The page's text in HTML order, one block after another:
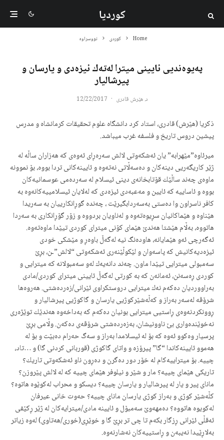
کوردیا
Home کوردی نووسراوە
پەیوەندیی ئایینی میترا لەتەك ئیزەدی و یارسان و
پیرشالیار
د. هێرش قادری ·
12/22/2017
ذکریا (هێرش) قادری، استاد کرد دانشگاه علوم تحقیقات کرمانشاه و مدرس
پیشین دروس تاریخ و فلسفه غرب میباشد.
میرئاوە”مێهرابە” یان ئەشكەوتی لالش سەرەڕای ئەوەی كە هەزاران ساڵە لە
ژێر كاریگەریی دینەكان و دەسەڵاتی نەتەوە و ئایینەكانی تردا بووە، بۆ نموونە
ماوەی چەند ساڵێك قۆتابخانەی دینی ئیسلام لە سەردەمی عوسمانیەكان
بووە و ئاساییە كە ئایین و مەعبەدی ئیزەدی كە لەلایان ئیسلامییەكانەوە بە
كافر ناسراون وا دەستی بەسەردابگیرێت ، چەندە گوڕانكارییان بە سەریدا
هێناوە و هێماكانیان سڕیوەتەوە و لەناویان بردووە و زۆر گۆڕانكاری بە سەردا
هاتووە، بەڵام هێشتا هەندێ هێمای كۆنی میترای كوردی تیێدا ماوەتەوە.
ئەگەرچی ئەو هێمایانە، هاودەنگ نیە لەگەڵ باوەڕ و مێشكی خودی
ئیزەدیەكانیش كە پاسەوان و لێكوڵێنەری ئەشكەوتی “لالش”ـن، بڕێ
سەمبولی میترایی تیێدا ماون. چەند دانەیەك لەو سەمبولانە كە میترایی و
كوردی ڕەسەنن، ئەمانەن كە بە كورتی لەگەڵ ئایینی میترای كوردی/مادی
بەراووردیان دەكەم نەك میترایی دروستكراوی ئێرانی/زەردەشتی. هەروەها
شرۆڤە لەسەر بەراز و كەڵەشێركوژیی یارسان و گاكوژیی پیرشالیار و
ڕوونكردنەوەی ڕاستیی میترایی بونیان دەكەم كە بەداخەوە هەندێك توێژەری
نەخوێندەواری بێ ناوونیشان، بەزەردەشتی شرۆڤەی دەكەن. وڵامی بڕێ
پرسیار وەكوو ئەوە كە بۆ لە ئیسلامدا بەراز و سەگ حەرام دەبێت و بۆ لە
هەموو ئایینەكاندا “گا” پیرۆزە و واتای گاكوژی (قوربانی كردنی گا) و …تاد،
چییە. بۆ میتراییەكام لە خۆر دور دەگرن و دەڕون ناو ئەشكەوتی تاریك؟
تاریكی هێمای چییە؟ مار و شێر و نیلوفر هێمای چییە كە لە لالش پێروزن؟
مانای پیر و یار لە پیرشالیار و یارسان چییە؟ دیسكو و محراب لەكوێوە هاتوە؟
كڵەشێر كوژی و بەراز كوژی یارسان مانای چییە؟ حەوت خانی عیرفان
لەكویوە هاتووە؟ دەمهەوێ سەمبۆل و ئایینە مادی/میترایەكان لە ژێر ڕكێفی
ئەقڵی ئێرانی ڕزگار بكەم تا چی تر بڕێ گا و خوێڕی(خوری/هەتاوی) لەوە زیاتر
بەلاڕێیدا نەیبەن و ڕاستییەكان نەشارنەوە.